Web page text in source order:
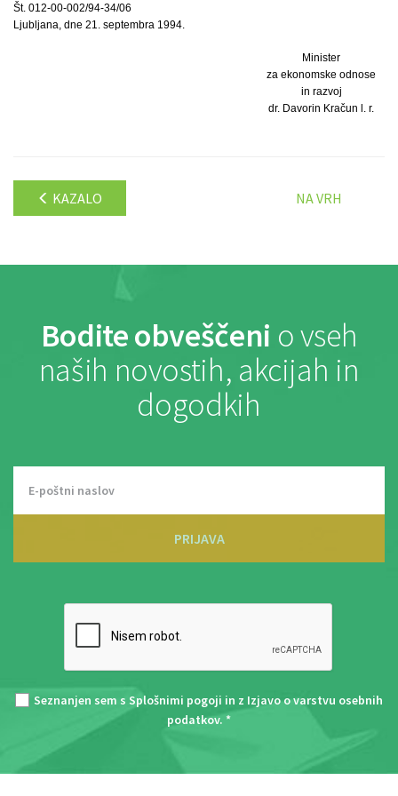
Št. 012-00-002/94-34/06
Ljubljana, dne 21. septembra 1994.
Minister
za ekonomske odnose
in razvoj
dr. Davorin Kračun l. r.
KAZALO NA VRH
Bodite obveščeni o vseh
naših novostih, akcijah in
dogodkih
PRIJAVA
Seznanjen sem s Splošnimi pogoji in z Izjavo o varstvu osebnih
podatkov. *